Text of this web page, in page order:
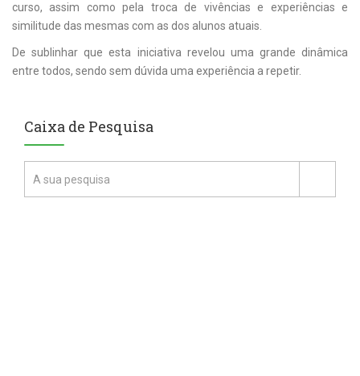
curso, assim como pela troca de vivências e experiências e
similitude das mesmas com as dos alunos atuais.
De sublinhar que esta iniciativa revelou uma grande dinâmica
entre todos, sendo sem dúvida uma experiência a repetir.
Caixa de Pesquisa